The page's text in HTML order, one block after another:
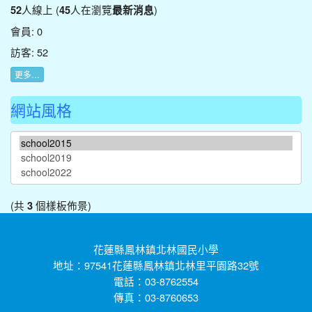
52人線上 (45人在瀏覽最新消息)
會員: 0
訪客: 52
更多…
網站風格
(共 3個樣板佈景)
花蓮縣鳳林鎮北林國民小學
地址：97541花蓮縣鳳林鎮北林里平園路32號
電話：03-8762554
傳真：03-8760653